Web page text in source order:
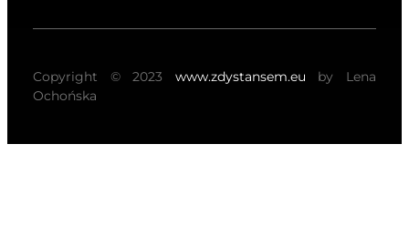
Copyright © 2023 www.zdystansem.eu by Lena
Ochońska